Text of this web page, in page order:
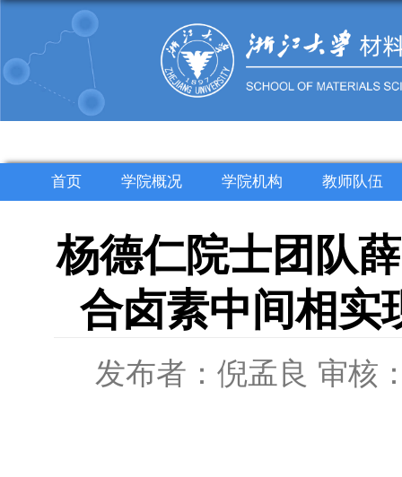
首页 学院概况 学院机构 教师队伍
杨德仁院士团队
合卤素中间相实
发布者：倪孟良 审核